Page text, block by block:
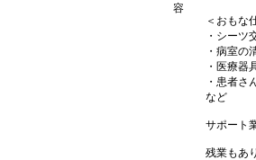
容
＜おもな
・シーツ
・病室の
・医療器
・患者さ
など
サポート
残業もあ